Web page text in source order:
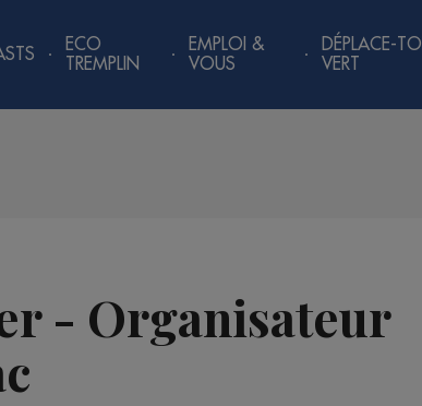
ECO
TREMPLIN
EMPLOI &
VOUS
DÉPLACE-TOI
VERT
- Organisateur